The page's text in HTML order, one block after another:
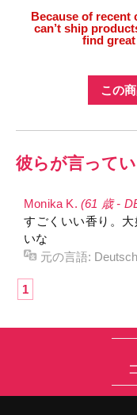
Because of recent
can’t ship
find
この
彼らが言って
Monika K. (61 歳 -
すごくいい香り。
いな
元の言語: Deutsch
1